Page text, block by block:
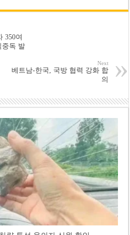
350여
중독 발
Next
베트남-한국, 국방 협력 강화 합
의